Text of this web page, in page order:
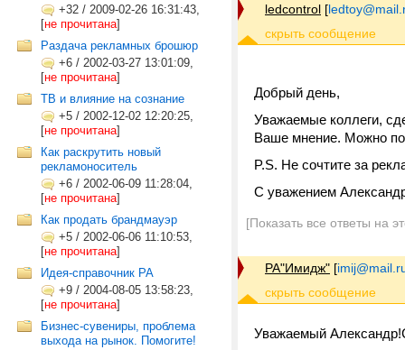
+32 / 2009-02-26 16:31:43,
[не прочитана]
Раздача рекламных брошюр
+6 / 2002-03-27 13:01:09,
[не прочитана]
ТВ и влияние на сознание
+5 / 2002-12-02 12:20:25,
[не прочитана]
Как раскрутить новый
рекламоноситель
+6 / 2002-06-09 11:28:04,
[не прочитана]
Как продать брандмауэр
+5 / 2002-06-06 11:10:53,
[не прочитана]
Идея-справочник РА
+9 / 2004-08-05 13:58:23,
[не прочитана]
Бизнес-сувениры, проблема
выхода на рынок. Помогите!
ledcontrol [
Добрый день,
Уважаемые коллеги,
Ваше мнение. Можно
P.S. Не сочтите за
С уважением
[Показать все ответы на
РА"Имидж" [
Уважаемый